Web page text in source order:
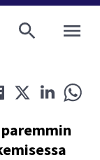
Jaa Twitterissä
Jaa